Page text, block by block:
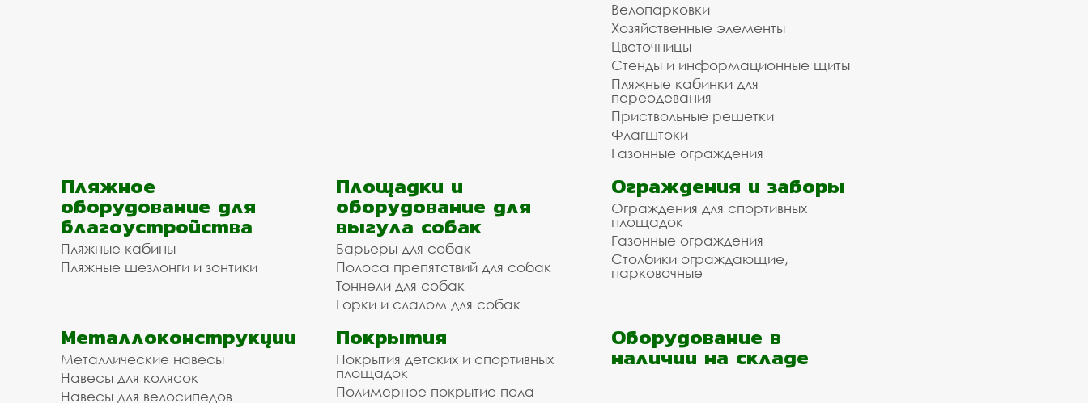
Велопарковки
Хозяйственные элементы
Цветочницы
Стенды и информационные щиты
Пляжные кабинки для
переодевания
Приствольные решетки
Флагштоки
Газонные ограждения
Пляжное
оборудование для
благоустройства
Пляжные кабины
Пляжные шезлонги и зонтики
Площадки и
оборудование для
выгула собак
Барьеры для собак
Полоса препятствий для собак
Тоннели для собак
Горки и слалом для собак
Ограждения и заборы
Ограждения для спортивных
площадок
Газонные ограждения
Столбики ограждающие,
парковочные
Металлоконструкции
Металлические навесы
Навесы для колясок
Навесы для велосипедов
Покрытия
Покрытия детских и спортивных
площадок
Полимерное покрытие пола
Оборудование в
наличии на складе